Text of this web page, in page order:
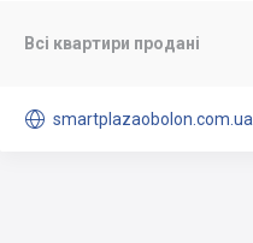
Всі квартири продані
 smartplazaobolon.com.ua